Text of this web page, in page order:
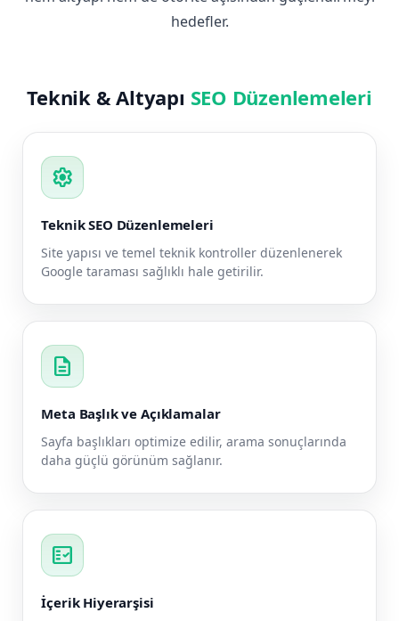
hedefler.
Teknik & Altyapı SEO Düzenlemeleri
settings
Teknik SEO Düzenlemeleri
Site yapısı ve temel teknik kontroller düzenlenerek
Google taraması sağlıklı hale getirilir.
description
Meta Başlık ve Açıklamalar
Sayfa başlıkları optimize edilir, arama sonuçlarında
daha güçlü görünüm sağlanır.
fact_check
İçerik Hiyerarşisi